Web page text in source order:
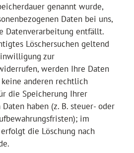
genannt wurde,
Daten bei uns,
Datenverarbeitung entfällt.
Löschersuchen geltend
zur
werden Ihre Daten
anderen rechtlich
die Speicherung Ihrer
haben (z. B. steuer- oder
im
die Löschung nach